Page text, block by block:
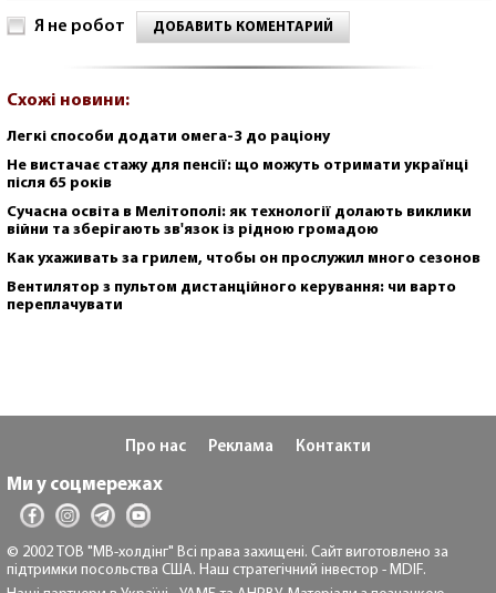
Я не робот ДОБАВИТЬ КОМЕНТАРИЙ
Схожі новини:
Легкі способи додати омега-3 до раціону
Не вистачає стажу для пенсії: що можуть отримати українці
після 65 років
Сучасна освіта в Мелітополі: як технології долають виклики
війни та зберігають зв'язок із рідною громадою
Как ухаживать за грилем, чтобы он прослужил много сезонов
Вентилятор з пультом дистанційного керування: чи варто
переплачувати
Про нас Реклама Контакти
Ми у соцмережах
© 2002 ТОВ "МВ-холдінг" Всі права захищені. Сайт виготовлено за
підтримки посольства США. Наш стратегічний інвестор - MDIF.